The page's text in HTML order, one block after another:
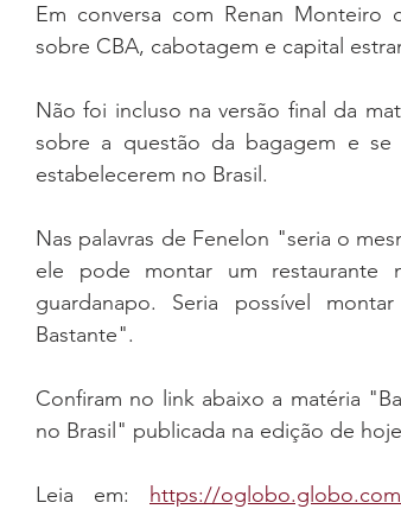
Em conversa com Renan
sobre CBA, cabotagem e capital
Não foi incluso na versão final da
sobre a questão da bagagem e se
estabelecerem no Brasil.
Nas palavras de Fenelon "seria o
ele pode montar um restaurante
guardanapo. Seria possível
Bastante".
Confiram no link abaixo a matéria
no Brasil" publicada na edição de
Leia em: https://